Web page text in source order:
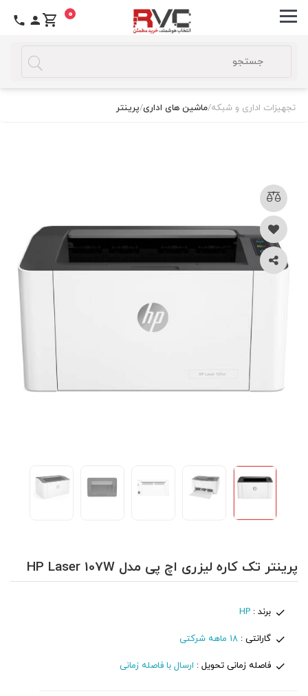
0
تجهیزات اداری و شبکه/ماشین های اداری/پرینتر
پرینتر تک کاره لیزری اچ پی مدل HP Laser 107W
برند :HP
گارانتی :18 ماهه شرکتی
فاصله زمانی تحویل : ارسال با فاصله زمانی